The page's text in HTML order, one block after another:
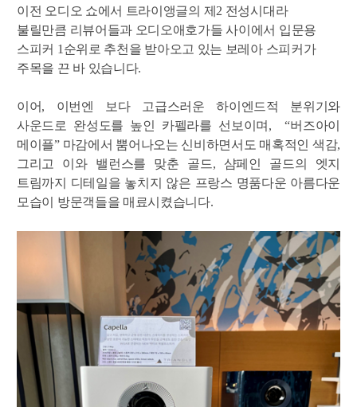
이전 오디오 쇼에서 트라이앵글의 제 2 전성시대라
불릴만큼 리뷰어들과 오디오애호가들 사이에서 입문용
스피커 1 순위로 추천을 받아오고 있는 보레아 스피커가
주목을 끈 바 있습니다.
이어, 이번엔 보다 고급스러운 하이엔드적 분위기와
사운드로 완성도를 높인 카펠라를 선보이며 , “버즈아이
메이플” 마감에서 뿜어나오는 신비하면서도 매혹적인 색감,
그리고 이와 밸런스를 맞춘 골드, 샴페인 골드의 엣지
트림까지 디테일을 놓치지 않은 프랑스 명품다운 아름다운
모습이 방문객들을 매료시켰습니다.